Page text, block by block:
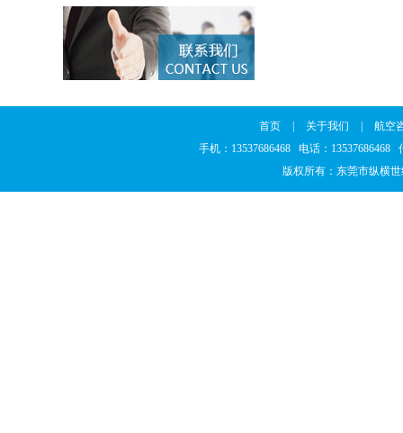
首页 关于我们
航空
手机：13537686468 电话：13537686468
版权所有：东莞市纵横